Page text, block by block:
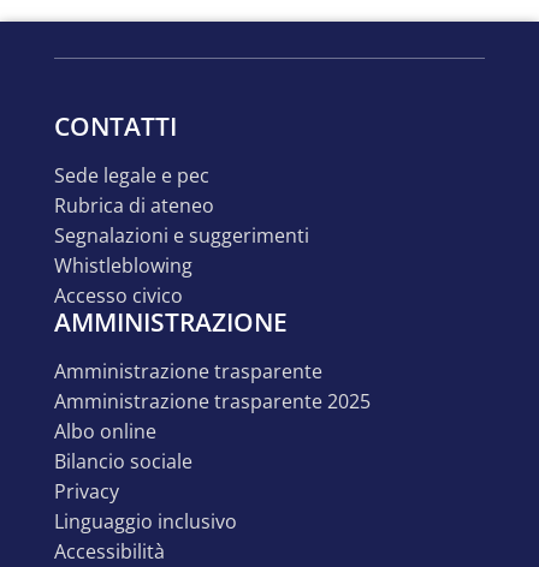
CONTATTI
sede legale e pec
rubrica di ateneo
segnalazioni e suggerimenti
whistleblowing
accesso civico
AMMINISTRAZIONE
amministrazione trasparente
amministrazione trasparente 2025
albo online
bilancio sociale
privacy
linguaggio inclusivo
accessibilità